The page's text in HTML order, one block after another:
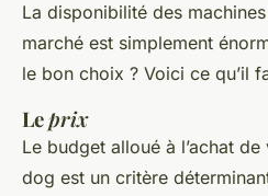
La disponibilité des
marché est simplement
le bon choix ? Voici ce qu’il
Leprix
Le budget alloué à l’achat
dog est un critère